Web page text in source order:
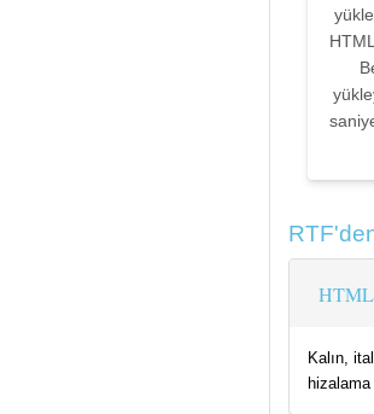
HTML
Kalın,